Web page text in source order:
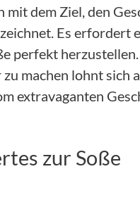
mit dem Ziel, den
Es erfordert
perfekt
machen lohnt sich
extravaganten
zur Soße